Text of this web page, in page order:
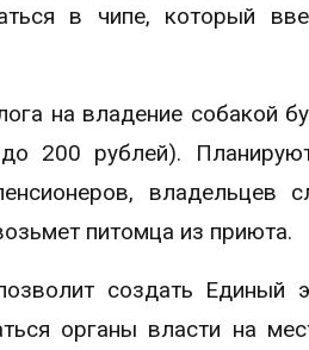
в чипе, который
на владение собакой
рублей).
питомца из приюта.
создать
органы власти на